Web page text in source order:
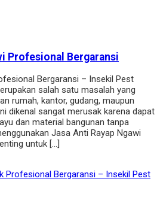
Profesional Bergaransi
Bergaransi – Insekil Pest
salah satu masalah yang
rumah, kantor, gudang, maupun
dikenal sangat merusak karena dapat
dan material bangunan tanpa
Jasa Anti Rayap Ngawi
untuk […]